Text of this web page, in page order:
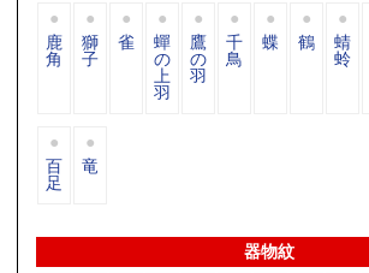
鹿
角
獅
子
雀 蟬
の
上
羽
鷹
の
羽
千
鳥
蝶 鶴 蜻
蛉
百
足
竜
器物紋